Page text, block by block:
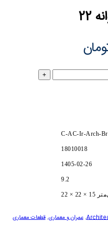
22
C-AC-Ir-Arch-
18010018
1405-02-26
9.2
,عمران و معماری,قطعات معماری